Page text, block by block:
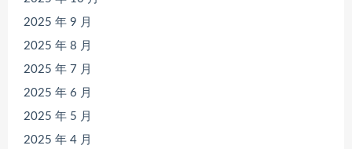
2025 年 9 月
2025 年 8 月
2025 年 7 月
2025 年 6 月
2025 年 5 月
2025 年 4 月